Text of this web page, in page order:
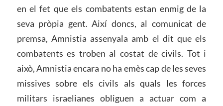
en el fet que els combatents estan enmig de la
seva pròpia gent. Així doncs, al comunicat de
premsa, Amnistia assenyala amb el dit que els
combatents es troben al costat de civils. Tot i
això, Amnistia encara no ha emès cap de les seves
missives sobre els civils als quals les forces
militars israelianes obliguen a actuar com a